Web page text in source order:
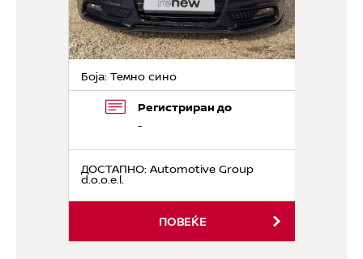
Боја: Темно сино
Регистриран до
-
ДОСТАПНО: Automotive Group
d.o.o.e.l.
ПОВЕЌЕ